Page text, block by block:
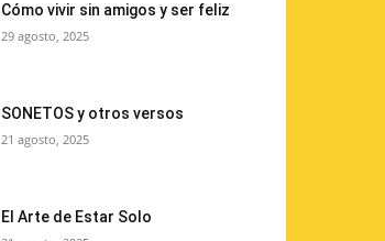
Cómo vivir sin amigos y ser feliz
29 agosto, 2025
SONETOS y otros versos
21 agosto, 2025
El Arte de Estar Solo